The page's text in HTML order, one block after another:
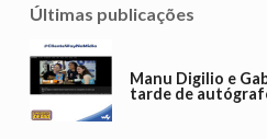
Últimas publicações
Manu Digilio e
tarde de